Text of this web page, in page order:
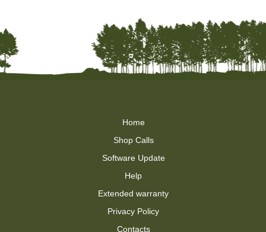
Home
Shop Calls
Software Update
Help
Extended warranty
Privacy Policy
Contacts